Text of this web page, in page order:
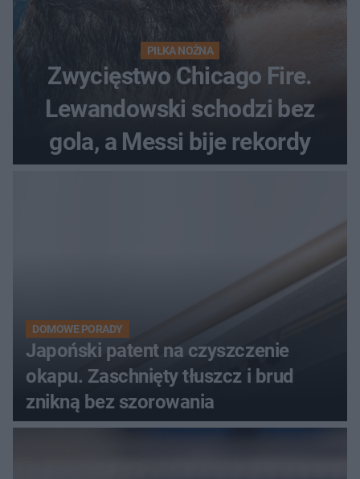
PIŁKA NOŻNA
Zwycięstwo Chicago Fire.
Lewandowski schodzi bez
gola, a Messi bije rekordy
DOMOWE PORADY
Japoński patent na czyszczenie
okapu. Zaschnięty tłuszcz i brud
znikną bez szorowania